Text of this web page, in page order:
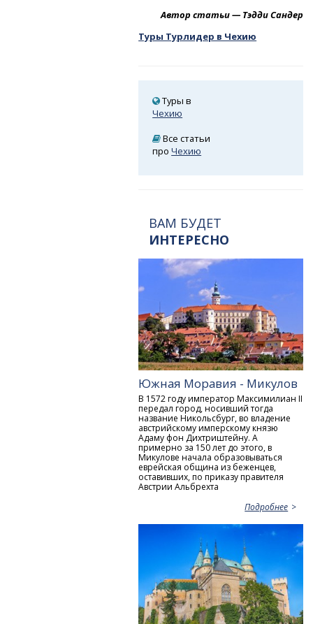
Автор статьи — Тэдди Сандер
Туры Турлидер в Чехию
Туры в
Чехию
Все статьи
проЧехию
ВАМ БУДЕТ
ИНТЕРЕСНО
Южная Моравия - Микулов
В 1572 году император Максимилиан II
передал город, носивший тогда
название Никольсбург, во владение
австрийскому имперскому князю
Адаму фон Дихтриштейну. А
примерно за 150 лет до этого, в
Микулове начала образовываться
еврейская община из беженцев,
оставивших, по приказу правителя
Австрии Альбрехта
Подробнее